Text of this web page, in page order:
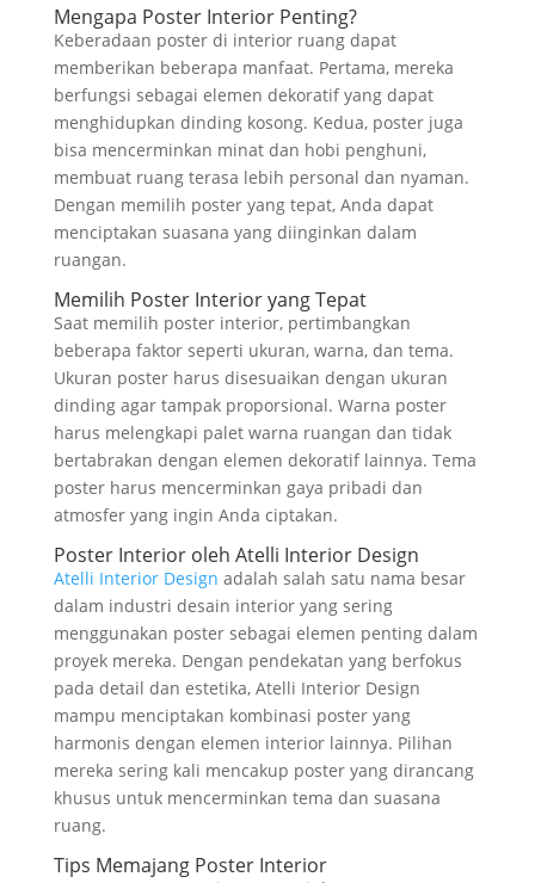
Mengapa Poster Interior Penting?
Keberadaan poster di interior ruang dapat
memberikan beberapa manfaat. Pertama, mereka
berfungsi sebagai elemen dekoratif yang dapat
menghidupkan dinding kosong. Kedua, poster juga
bisa mencerminkan minat dan hobi penghuni,
membuat ruang terasa lebih personal dan nyaman.
Dengan memilih poster yang tepat, Anda dapat
menciptakan suasana yang diinginkan dalam
ruangan.
Memilih Poster Interior yang Tepat
Saat memilih poster interior, pertimbangkan
beberapa faktor seperti ukuran, warna, dan tema.
Ukuran poster harus disesuaikan dengan ukuran
dinding agar tampak proporsional. Warna poster
harus melengkapi palet warna ruangan dan tidak
bertabrakan dengan elemen dekoratif lainnya. Tema
poster harus mencerminkan gaya pribadi dan
atmosfer yang ingin Anda ciptakan.
Poster Interior oleh Atelli Interior Design
Atelli Interior Design adalah salah satu nama besar
dalam industri desain interior yang sering
menggunakan poster sebagai elemen penting dalam
proyek mereka. Dengan pendekatan yang berfokus
pada detail dan estetika, Atelli Interior Design
mampu menciptakan kombinasi poster yang
harmonis dengan elemen interior lainnya. Pilihan
mereka sering kali mencakup poster yang dirancang
khusus untuk mencerminkan tema dan suasana
ruang.
Tips Memajang Poster Interior